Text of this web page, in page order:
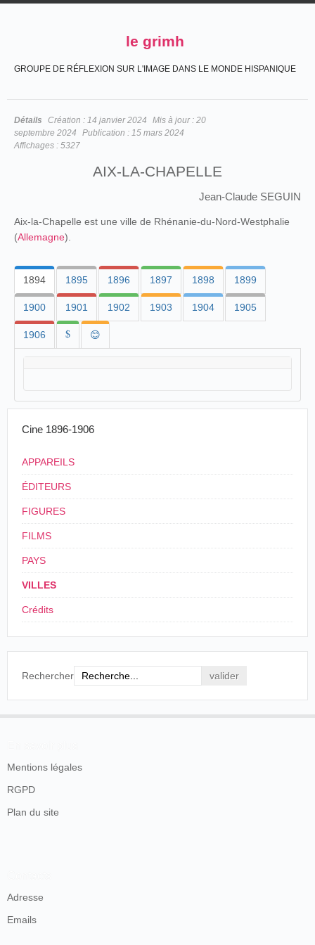
le grimh
GROUPE DE RÉFLEXION SUR L'IMAGE DANS LE MONDE HISPANIQUE
Détails Création : 14 janvier 2024 Mis à jour : 20
septembre 2024
Publication : 15 mars 2024
Affichages : 5327
AIX-LA-CHAPELLE
Jean-Claude SEGUIN
Aix-la-Chapelle est une ville de Rhénanie-du-Nord-Westphalie
(Allemagne).
1894 1895 1896 1897 1898 1899
1900 1901 1902 1903 1904 1905
1906 $ 😊
Cine 1896-1906
APPAREILS
ÉDITEURS
FIGURES
FILMS
PAYS
VILLES
Crédits
Rechercher
Mentions légales
RGPD
Plan du site
Adresse
Emails